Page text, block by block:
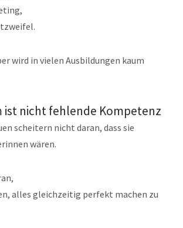
wird in vielen Ausbildungen kaum
ist nicht fehlende Kompetenz
scheitern nicht daran, dass sie
wären.
alles gleichzeitig perfekt machen zu